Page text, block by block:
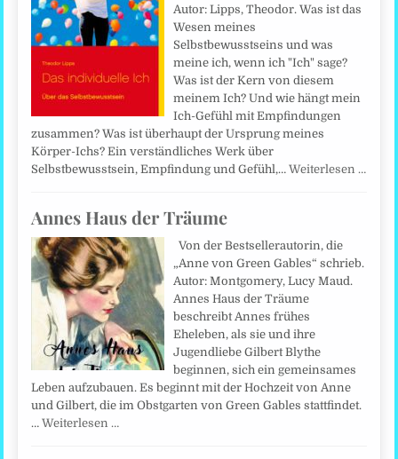
Autor: Lipps, Theodor. Was ist das
Wesen meines
Selbstbewusstseins und was
meine ich, wenn ich "Ich" sage?
Was ist der Kern von diesem
meinem Ich? Und wie hängt mein
Ich-Gefühl mit Empfindungen
zusammen? Was ist überhaupt der Ursprung meines
Körper-Ichs? Ein verständliches Werk über
Selbstbewusstsein, Empfindung und Gefühl,…Weiterlesen …
Annes Haus der Träume
Von der Bestsellerautorin, die
„Anne von Green Gables“ schrieb.
Autor: Montgomery, Lucy Maud.
Annes Haus der Träume
beschreibt Annes frühes
Eheleben, als sie und ihre
Jugendliebe Gilbert Blythe
beginnen, sich ein gemeinsames
Leben aufzubauen. Es beginnt mit der Hochzeit von Anne
und Gilbert, die im Obstgarten von Green Gables stattfindet.
…Weiterlesen …